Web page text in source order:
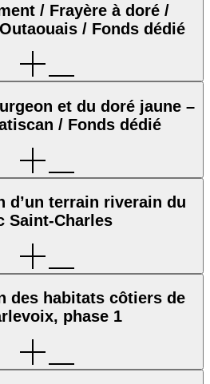
/ Frayère à doré /
/ Fonds dédié
et du doré jaune –
/ Fonds dédié
d’un terrain riverain du
Saint-Charles
des habitats côtiers de
phase 1